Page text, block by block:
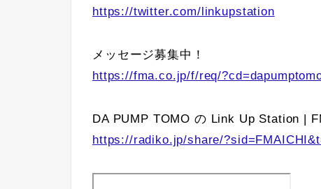
https://twitter.com/linkupstation
メッセージ募集中！
https://fma.co.jp/f/req/
DA PUMP TOMO の Link Up Station |
https://radiko.jp/share/